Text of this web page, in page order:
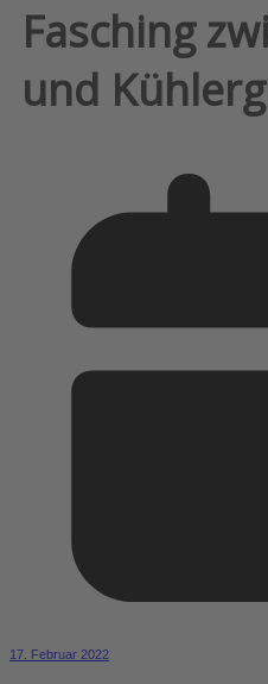
Fasching
und
17. Februar 2022